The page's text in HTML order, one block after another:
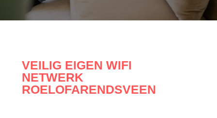
VEILIG EIGEN WIFI
NETWERK
ROELOFARENDSVEEN